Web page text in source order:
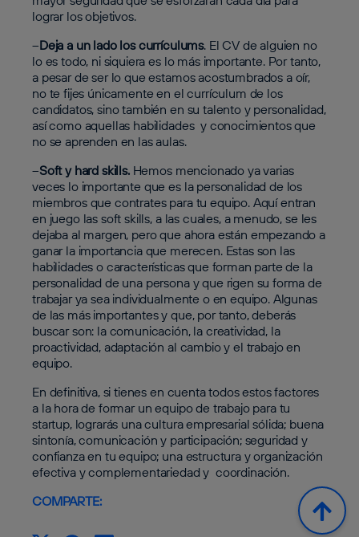
lograr los objetivos.
–Deja a un lado los currículums. El CV de alguien no
lo es todo, ni siquiera es lo más importante. Por tanto,
a pesar de ser lo que estamos acostumbrados a oír,
no te fijes únicamente en el currículum de los
candidatos, sino también en su talento y personalidad,
así como aquellas habilidades y conocimientos que
no se aprenden en las aulas.
–Soft y hard skills. Hemos mencionado ya varias
veces lo importante que es la personalidad de los
miembros que contrates para tu equipo. Aquí entran
en juego las soft skills, a las cuales, a menudo, se les
dejaba al margen, pero que ahora están empezando a
ganar la importancia que merecen. Estas son las
habilidades o características que forman parte de la
personalidad de una persona y que rigen su forma de
trabajar ya sea individualmente o en equipo. Algunas
de las más importantes y que, por tanto, deberás
buscar son: la comunicación, la creatividad, la
proactividad, adaptación al cambio y el trabajo en
equipo.
En definitiva, si tienes en cuenta todos estos factores
a la hora de formar un equipo de trabajo para tu
startup, lograrás una cultura empresarial sólida; buena
sintonía, comunicación y participación; seguridad y
confianza en tu equipo; una estructura y organización
efectiva y complementariedad y coordinación.
COMPARTE: